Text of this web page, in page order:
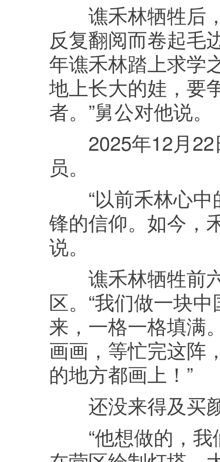
谯禾林牺牲后，
反复翻阅而卷起毛
年谯禾林踏上求学
地上长大的娃，要
者。”舅公对他说。
2025年12月22
员。
“以前禾林心中
锋的信仰。如今，
说。
谯禾林牺牲前六
区。“我们做一块
来，一格一格填满
画画，等忙完这阵
的地方都画上！”
还没来得及买
“他想做的，我